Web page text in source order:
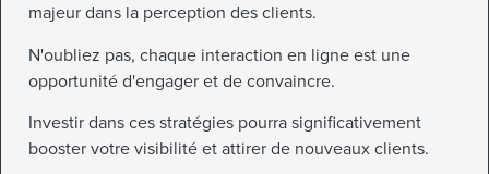
majeur dans la perception des clients.
N'oubliez pas, chaque interaction en ligne est une
opportunité d'engager et de convaincre.
Investir dans ces stratégies pourra significativement
booster votre visibilité et attirer de nouveaux clients.